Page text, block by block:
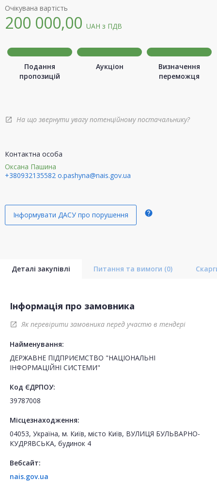
Очікувана вартість
200 000,00 UAH з ПДВ
Подання
пропозицій
Аукціон
Визначення
переможця
open_in_new На що звернути увагу потенційному постачальнику?
Контактна особа
Оксана Пашина
+380932135582 o.pashyna@nais.gov.ua
Інформувати ДАСУ про порушення help
Деталі закупівлі Питання та вимоги (0)
Інформація про замовника
open_in_new Як перевірити замовника перед участю в тендері
Найменування:
ДЕРЖАВНЕ ПІДПРИЄМСТВО "НАЦІОНАЛЬНІ
ІНФОРМАЦІЙНІ СИСТЕМИ"
Код ЄДРПОУ:
39787008
Місцезнаходження:
04053, Україна, м. Київ, місто Київ, ВУЛИЦЯ БУЛЬВАРНО-
КУДРЯВСЬКА, будинок 4
Вебсайт:
nais.gov.ua